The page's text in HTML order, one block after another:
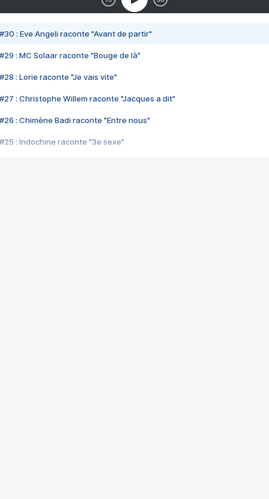
#30 : Eve Angeli raconte "Avant de partir"
#29 : MC Solaar raconte "Bouge de là"
#28 : Lorie raconte "Je vais vite"
#27 : Christophe Willem raconte "Jacques a dit"
#26 : Chimène Badi raconte "Entre nous"
#25 : Indochine raconte "3e sexe"